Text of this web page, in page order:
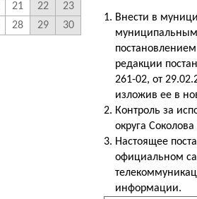
Внести в
редакции
261-02, от
изложив ее в
Контроль за
округа
Настоящее
официальном
информации.
21 22
23
28 29
30